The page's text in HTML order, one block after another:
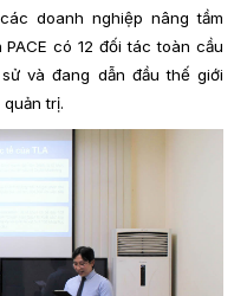
doanh nghiệp nâng tầm
có 12 đối tác toàn cầu
và đang dẫn đầu thế giới
trị.